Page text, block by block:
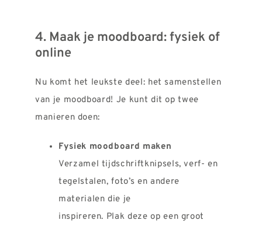
4. Maak je moodboard: fysiek of
online
Nu komt het leukste deel: het samenstellen
van je moodboard! Je kunt dit op twee
manieren doen:
Fysiek moodboard maken
Verzamel tijdschriftknipsels, verf- en
tegelstalen, foto’s en andere
materialen die je
inspireren. Plak deze op een groot